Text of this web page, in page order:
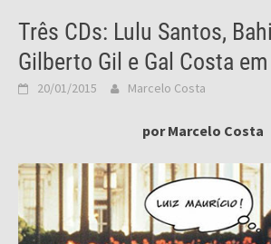
Três CDs: Lulu Santos,
Gilberto Gil e Gal Costa
20/01/2015 Marcelo Costa
por Marcelo Costa